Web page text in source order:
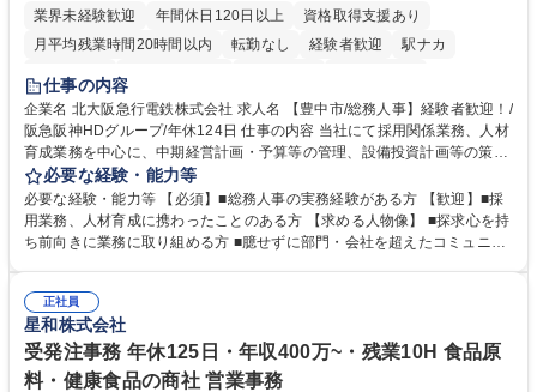
業界未経験歓迎
年間休日120日以上
資格取得支援あり
月平均残業時間20時間以内
転勤なし 経験者歓迎
駅ナカ
退職金あり
土日祝休み
服装自由 昼食補助あり 食事補助あり
仕事の内容
企業名 北大阪急行電鉄株式会社 求人名 【豊中市/総務人事】経験者歓迎！/
阪急阪神HDグループ/年休124日 仕事の内容 当社にて採用関係業務、人材
育成業務を中心に、中期経営計画・予算等の管理、設備投資計画等の策
定、さらに社内の重要会議の運営等、経営の根幹となる幅広い総務人事業
務全般を担当していただきます。 【主な業務内容】 ■採用関係業務および
人材育成(社員研修)業務の推進 ■中期経営計画および予算等の管理 ■設備
投資計画等の策定 ■社内の重要会議の運営 ■その他総務人事業務全般 【入
務人事】経験者歓迎！/阪急阪神HDグループ/年休124日
必要な経験・能力等
必要な経験・能力等 【必須】■総務人事の実務経験がある方 【歓迎】■採
用業務、人材育成に携わったことのある方 【求める人物像】 ■探求心を持
ち前向きに業務に取り組める方 ■臆せずに部門・会社を超えたコミュニケ
囲のメンバーと協調しつつ主体性を持って能動的に業務を推進できる方 学
歴・資格 学歴：大学院 大学 高専 短大 専修学校 高校 語学力： 資格：
正社員
星和株式会社
受発注事務 年休125日・年収400万~・残業10H 食品原
料・健康食品の商社 営業事務